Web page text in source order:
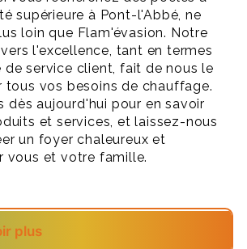
supérieure à Pont-l'Abbé, ne
loin que Flam'évasion. Notre
l'excellence, tant en termes
service client, fait de nous le
tous vos besoins de chauffage.
dès aujourd'hui pour en savoir
et services, et laissez-nous
un foyer chaleureux et
vous et votre famille.
plus